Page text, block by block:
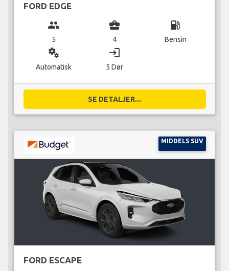
FORD EDGE
group
5
business_center
4
local_gas_station
Bensin
miscellaneous_services
Automatisk
login
5 Dør
SE DETALJER...
MIDDELS SUV
FORD ESCAPE